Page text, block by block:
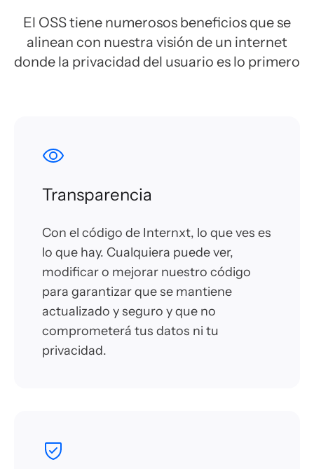
El OSS tiene numerosos beneficios que se
alinean con nuestra visión de un internet
donde la privacidad del usuario es lo primero
Transparencia
Con el código de Internxt, lo que ves es
lo que hay. Cualquiera puede ver,
modificar o mejorar nuestro código
para garantizar que se mantiene
actualizado y seguro y que no
comprometerá tus datos ni tu
privacidad.